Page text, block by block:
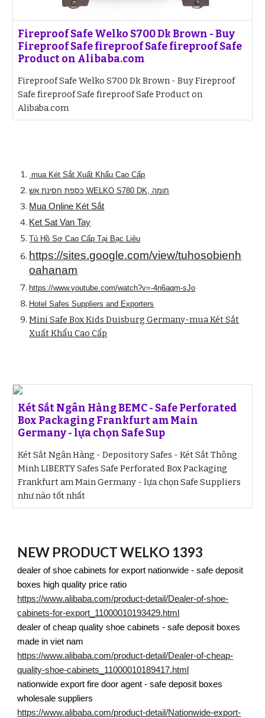
Fireproof Safe Welko S700 Dk Brown - Buy
Fireproof Safe fireproof Safe fireproof Safe
Product on Alibaba.com
Fireproof Safe Welko S700 Dk Brown - Buy Fireproof
Safe fireproof Safe fireproof Safe Product on
Alibaba.com
mua Két Sắt Xuất Khẩu Cao Cấp
כספת חסינת אש WELKO S780 DK, חומה
Mua Online Két Sắt
Ket Sat Van Tay
Tủ Hồ Sơ Cao Cấp Tại Bạc Liêu
https://sites.google.com/view/tuhosobienh
oahanam
https://www.youtube.com/watch?v=-4n6aqm-sJo
Hotel Safes Suppliers and Exporters
Mini Safe Box Kids Duisburg Germany-mua Két Sắt
Xuất Khẩu Cao Cấp
Két Sắt Ngân Hàng BEMC - Safe Perforated
Box Packaging Frankfurt am Main
Germany - lựa chọn Safe Sup
Két Sắt Ngân Hàng - Depository Safes - Két Sắt Thông
Minh LIBERTY Safes Safe Perforated Box Packaging
Frankfurt am Main Germany - lựa chọn Safe Suppliers
như nào tốt nhất
NEW PRODUCT WELKO 1393
dealer of shoe cabinets for export nationwide - safe deposit
boxes high quality price ratio
https://www.alibaba.com/product-detail/Dealer-of-shoe-
cabinets-for-export_11000010193429.html
dealer of cheap quality shoe cabinets - safe deposit boxes
made in viet nam
https://www.alibaba.com/product-detail/Dealer-of-cheap-
quality-shoe-cabinets_11000010189417.html
nationwide export fire door agent - safe deposit boxes
wholesale suppliers
https://www.alibaba.com/product-detail/Nationwide-export-